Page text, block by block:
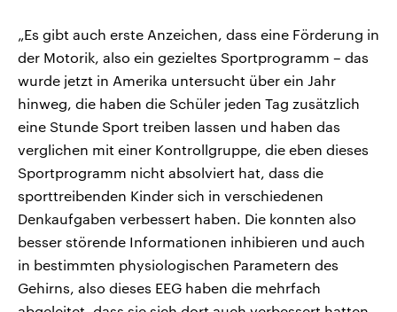
„Es gibt auch erste Anzeichen, dass eine Förderung in
der Motorik, also ein gezieltes Sportprogramm – das
wurde jetzt in Amerika untersucht über ein Jahr
hinweg, die haben die Schüler jeden Tag zusätzlich
eine Stunde Sport treiben lassen und haben das
verglichen mit einer Kontrollgruppe, die eben dieses
Sportprogramm nicht absolviert hat, dass die
sporttreibenden Kinder sich in verschiedenen
Denkaufgaben verbessert haben. Die konnten also
besser störende Informationen inhibieren und auch
in bestimmten physiologischen Parametern des
Gehirns, also dieses EEG haben die mehrfach